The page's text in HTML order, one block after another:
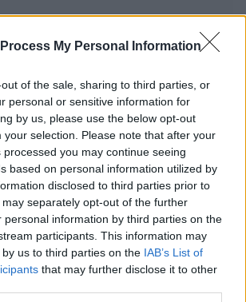
My Personal Information
of the sale, sharing to third parties, or
personal or sensitive information for
by us, please use the below opt-out
your selection. Please note that after your
you may continue seeing
based on personal information utilized by
disclosed to third parties prior to
separately opt-out of the further
personal information by third parties on the
participants. This information may
us to third parties on the IAB’s List of
that may further disclose it to other